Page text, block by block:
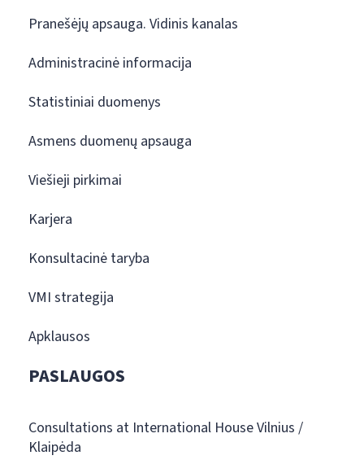
Pranešėjų apsauga. Vidinis kanalas
Administracinė informacija
Statistiniai duomenys
Asmens duomenų apsauga
Viešieji pirkimai
Karjera
Konsultacinė taryba
VMI strategija
Apklausos
PASLAUGOS
Consultations at International House Vilnius /
Klaipėda